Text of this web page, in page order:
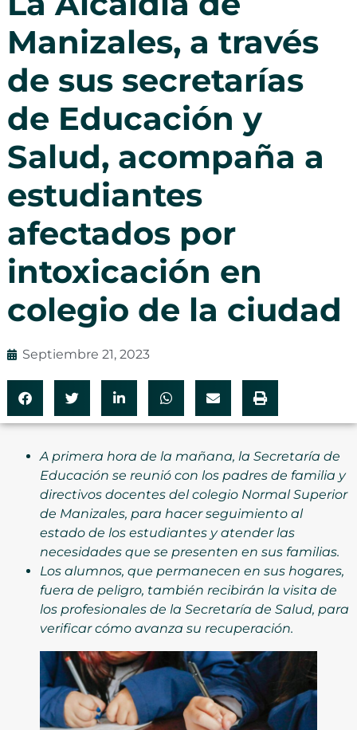
Manizales, a través
de sus secretarías
de Educación y
Salud, acompaña a
estudiantes
afectados por
intoxicación en
colegio de la ciudad
Septiembre 21, 2023
A primera hora de la mañana, la Secretaría de
Educación se reunió con los padres de familia y
directivos docentes del colegio Normal Superior
de Manizales, para hacer seguimiento al
estado de los estudiantes y atender las
necesidades que se presenten en sus familias.
Los alumnos, que permanecen en sus hogares,
fuera de peligro, también recibirán la visita de
los profesionales de la Secretaría de Salud, para
verificar cómo avanza su recuperación.